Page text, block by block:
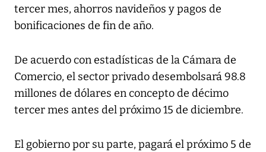
tercer mes, ahorros navideños y pagos de
bonificaciones de fin de año.
De acuerdo con estadísticas de la Cámara de
Comercio, el sector privado desembolsará 98.8
millones de dólares en concepto de décimo
tercer mes antes del próximo 15 de diciembre.
El gobierno por su parte, pagará el próximo 5 de